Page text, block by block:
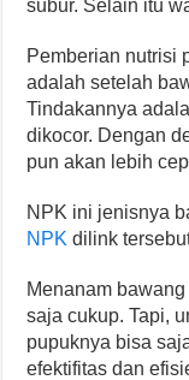
subur. Selain itu
Pemberian nutrisi
adalah setelah
Tindakannya
dikocor. Dengan
pun akan lebih
NPK ini jenisnya
NPK dilink
Menanam
saja cukup. Tapi,
pupuknya bisa
efektifitas dan